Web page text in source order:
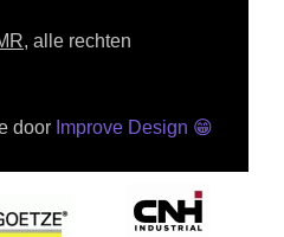
, alle rechten
door Improve Design 😁